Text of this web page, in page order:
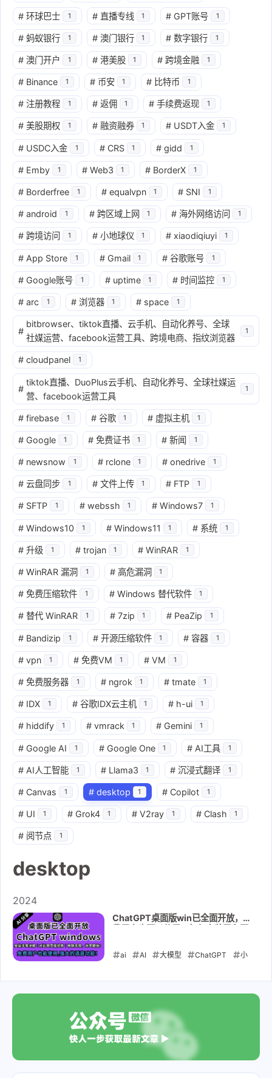
# 环球巴士 1 # 直播专线 1 # GPT账号 1
# 蚂蚁银行 1 # 澳门银行 1 # 数字银行 1
# 澳门开户 1 # 港美股 1 # 跨境金融 1
# Binance 1 # 币安 1 # 比特币 1
# 注册教程 1 # 返佣 1 # 手续费返现 1
# 美股期权 1 # 融资融券 1 # USDT入金 1
# USDC入金 1 # CRS 1 # gidd 1
# Emby 1 # Web3 1 # BorderX 1
# Borderfree 1 # equalvpn 1 # SNI 1
# android 1 # 跨区域上网 1 # 海外网络访问 1
# 跨境访问 1 # 小地球仪 1 # xiaodiqiuyi 1
# App Store 1 # Gmail 1 # 谷歌账号 1
# Google账号 1 # uptime 1 # 时间监控 1
# arc 1 # 浏览器 1 # space 1
#
bitbrowser、tiktok直播、云手机、自动化养号、全球
社媒运营、facebook运营工具、跨境电商、指纹浏览器
1
# cloudpanel 1
#
tiktok直播、DuoPlus云手机、自动化养号、全球社媒运
营、facebook运营工具
1
# firebase 1 # 谷歌 1 # 虚拟主机 1
# Google 1 # 免费证书 1 # 新闻 1
# newsnow 1 # rclone 1 # onedrive 1
# 云盘同步 1 # 文件上传 1 # FTP 1
# SFTP 1 # webssh 1 # Windows7 1
# Windows10 1 # Windows11 1 # 系统 1
# 升级 1 # trojan 1 # WinRAR 1
# WinRAR 漏洞 1 # 高危漏洞 1
# 免费压缩软件 1 # Windows 替代软件 1
# 替代 WinRAR 1 # 7zip 1 # PeaZip 1
# Bandizip 1 # 开源压缩软件 1 # 容器 1
# vpn 1 # 免费VM 1 # VM 1
# 免费服务器 1 # ngrok 1 # tmate 1
# IDX 1 # 谷歌IDX云主机 1 # h-ui 1
# hiddify 1 # vmrack 1 # Gemini 1
# Google AI 1 # Google One 1 # AI工具 1
# AI人工智能 1 # Llama3 1 # 沉浸式翻译 1
# Canvas 1 # desktop 1 # Copilot 1
# UI 1 # Grok4 1 # V2ray 1 # Clash 1
# 阅节点 1
desktop
2024
ChatGPT桌面版win已全面开放，免
ai AI 大模型 ChatGPT 小
2024-11-29